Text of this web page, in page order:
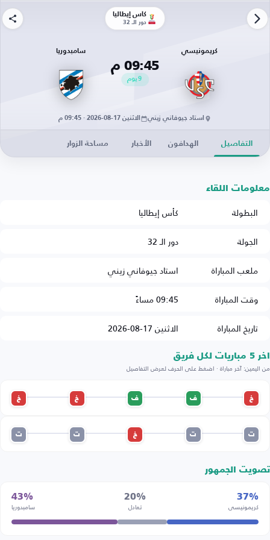
كأس إيطاليا
دور الـ 32
كريمونيسي
09:45 م
9يوم
سامبدوريا
استاد جيوفاني زيني الاثنين 17-08-2026 · 09:45 م
التفاصيل الهدافون الأخبار مساحة الزوار
معلومات اللقاء
البطولة
كأس إيطاليا
الجولة
دور الـ 32
ملعب المباراة
استاد جيوفاني زيني
وقت المباراة
09:45 مساءً
تاريخ المباراة
الاثنين 17-08-2026
اخر 5 مباريات لكل فريق
من اليمين: آخر مباراة · اضغط على الحرف لعرض التفاصيل
خ ف ف خ خ
ت ت خ ت ت
تصويت الجمهور
37%
كريمونيسي
20%
تعادل
43%
سامبدوريا